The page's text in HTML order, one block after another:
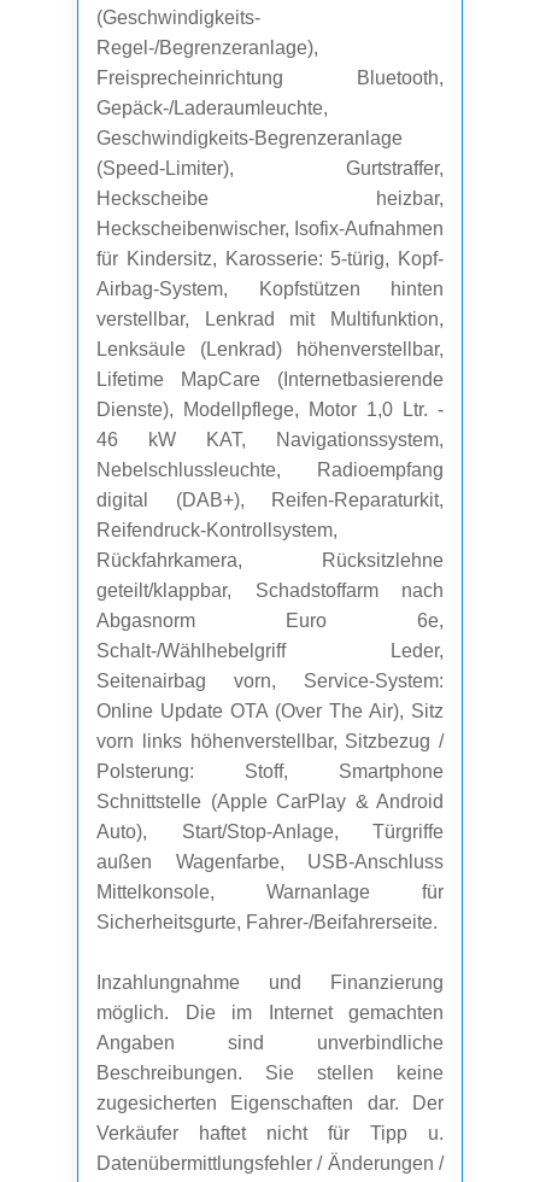
(Geschwindigkeits-
Regel-/Begrenzeranlage),
Freisprecheinrichtung Bluetooth,
Gepäck-/Laderaumleuchte,
Geschwindigkeits-Begrenzeranlage
(Speed-Limiter), Gurtstraffer,
Heckscheibe heizbar,
Heckscheibenwischer, Isofix-Aufnahmen
für Kindersitz, Karosserie: 5-türig, Kopf-
Airbag-System, Kopfstützen hinten
verstellbar, Lenkrad mit Multifunktion,
Lenksäule (Lenkrad) höhenverstellbar,
Lifetime MapCare (Internetbasierende
Dienste), Modellpflege, Motor 1,0 Ltr. -
46 kW KAT, Navigationssystem,
Nebelschlussleuchte, Radioempfang
digital (DAB+), Reifen-Reparaturkit,
Reifendruck-Kontrollsystem,
Rückfahrkamera, Rücksitzlehne
geteilt/klappbar, Schadstoffarm nach
Abgasnorm Euro 6e,
Schalt-/Wählhebelgriff Leder,
Seitenairbag vorn, Service-System:
Online Update OTA (Over The Air), Sitz
vorn links höhenverstellbar, Sitzbezug /
Polsterung: Stoff, Smartphone
Schnittstelle (Apple CarPlay & Android
Auto), Start/Stop-Anlage, Türgriffe
außen Wagenfarbe, USB-Anschluss
Mittelkonsole, Warnanlage für
Sicherheitsgurte, Fahrer-/Beifahrerseite.
Inzahlungnahme und Finanzierung
möglich. Die im Internet gemachten
Angaben sind unverbindliche
Beschreibungen. Sie stellen keine
zugesicherten Eigenschaften dar. Der
Verkäufer haftet nicht für Tipp u.
Datenübermittlungsfehler / Änderungen /